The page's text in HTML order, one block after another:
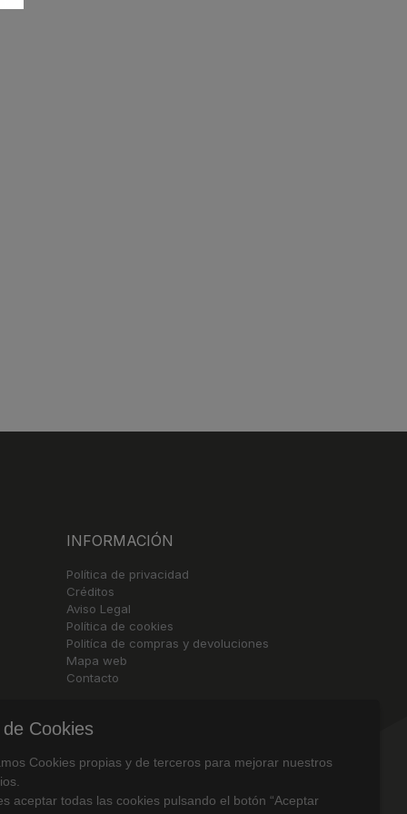
INFORMACIÓN
Política de privacidad
Créditos
Aviso Legal
Política de cookies
Politíca de compras y devoluciones
Mapa web
Contacto
Cookies
Cookies propias y de terceros para mejorar nuestros
aceptar todas las cookies pulsando el botón “Aceptar